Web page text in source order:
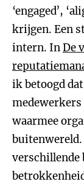
‘engaged’,
krijgen. Een
intern. InDe
ik betoogd
waarmee
buitenwereld.
verschillende